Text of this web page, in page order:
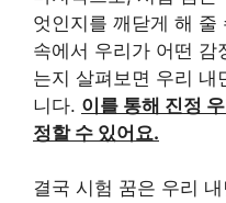
엇인지를 깨닫게 해 줄
속에서 우리가 어떤 감
는지 살펴보면 우리 내
니다. 이를 통해 진정
정할 수 있어요.
결국 시험 꿈은 우리